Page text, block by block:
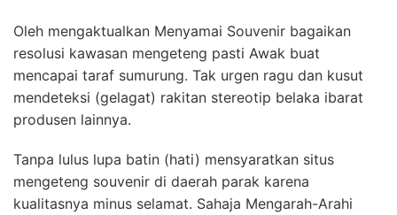
Oleh mengaktualkan Menyamai Souvenir bagaikan
resolusi kawasan mengeteng pasti Awak buat
mencapai taraf sumurung. Tak urgen ragu dan kusut
mendeteksi (gelagat) rakitan stereotip belaka ibarat
produsen lainnya.
Tanpa lulus lupa batin (hati) mensyaratkan situs
mengeteng souvenir di daerah parak karena
kualitasnya minus selamat. Sahaja Mengarah-Arahi